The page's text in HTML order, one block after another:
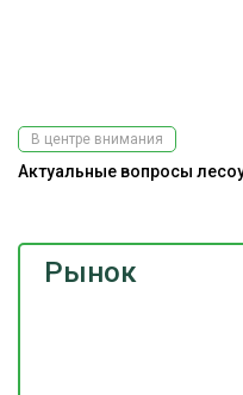
Рынок
В центре внимания
Актуальные вопросы